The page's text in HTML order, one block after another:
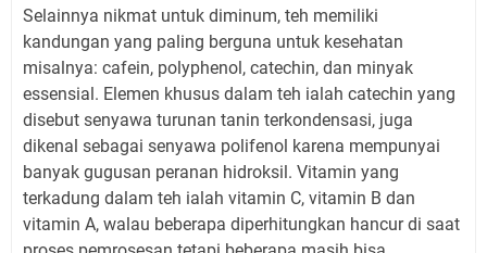
Selainnya nikmat untuk diminum, teh memiliki
kandungan yang paling berguna untuk kesehatan
misalnya: cafein, polyphenol, catechin, dan minyak
essensial. Elemen khusus dalam teh ialah catechin yang
disebut senyawa turunan tanin terkondensasi, juga
dikenal sebagai senyawa polifenol karena mempunyai
banyak gugusan peranan hidroksil. Vitamin yang
terkadung dalam teh ialah vitamin C, vitamin B dan
vitamin A, walau beberapa diperhitungkan hancur di saat